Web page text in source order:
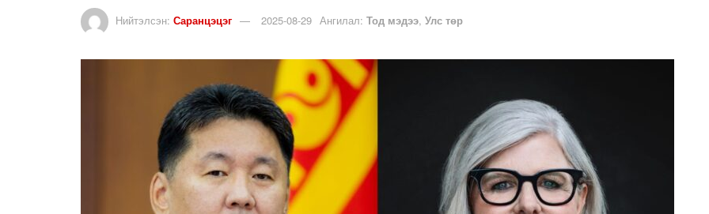
Нийтэлсэн: Саранцэцэг 2025-08-29 Ангилал: Тод мэдээ, Улс төр